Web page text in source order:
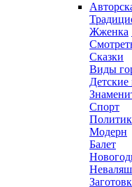
Жженка
Сказки
Виды
Спорт
Модерн
Балет